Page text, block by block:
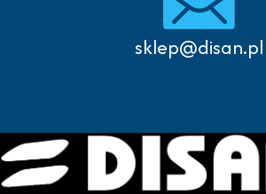
sklep@disan.pl